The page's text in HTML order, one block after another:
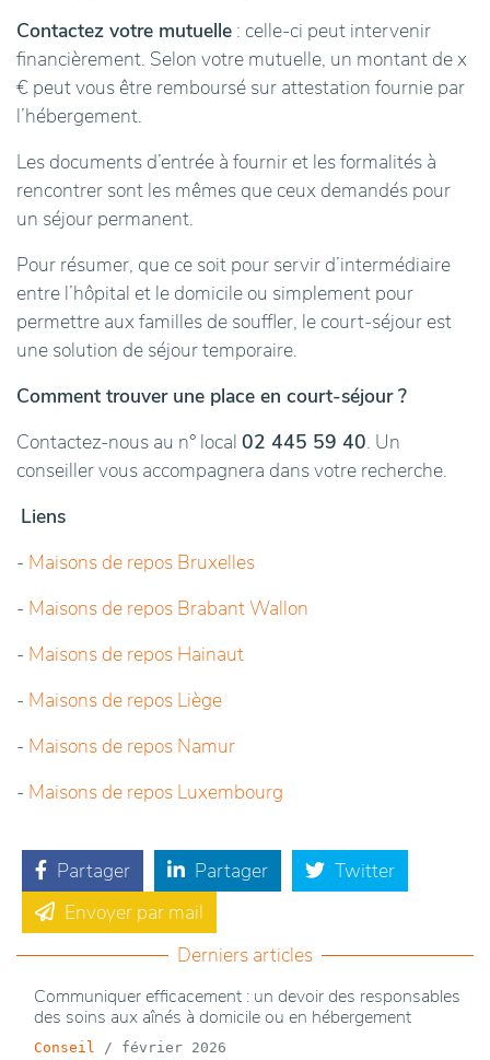
Contactez votre mutuelle : celle-ci peut intervenir
financièrement. Selon votre mutuelle, un montant de x
€ peut vous être remboursé sur attestation fournie par
l’hébergement.
Les documents d’entrée à fournir et les formalités à
rencontrer sont les mêmes que ceux demandés pour
un séjour permanent.
Pour résumer, que ce soit pour servir d’intermédiaire
entre l’hôpital et le domicile ou simplement pour
permettre aux familles de souffler, le court-séjour est
une solution de séjour temporaire.
Comment trouver une place en court-séjour ?
Contactez-nous au n° local 02 445 59 40. Un
conseiller vous accompagnera dans votre recherche.
Liens
- Maisons de repos Bruxelles
- Maisons de repos Brabant Wallon
- Maisons de repos Hainaut
- Maisons de repos Liège
- Maisons de repos Namur
- Maisons de repos Luxembourg
Partager Partager
Twitter
Envoyer par mail
Derniers articles
Communiquer efficacement : un devoir des responsables
des soins aux aînés à domicile ou en hébergement
Conseil / février 2026